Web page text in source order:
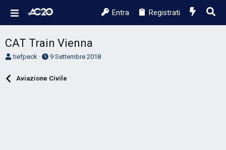
Entra Registrati
CAT Train Vienna
A
tiefpeck
D
t
9 Settembre 2018
Aviazione Civile